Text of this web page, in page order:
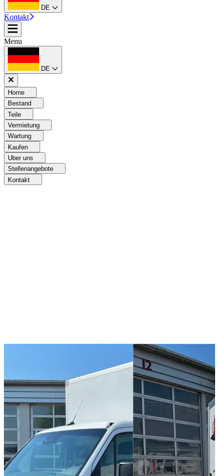
DE
Kontakt
Menu
DE
Home
Bestand
Teile
Vermietung
Wartung
Kaufen
Uber uns
Stellenangebote
Kontakt